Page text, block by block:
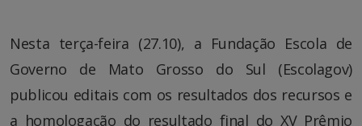
Nesta terça-feira (27.10), a Fundação Escola de
Governo de Mato Grosso do Sul (Escolagov)
publicou editais com os resultados dos recursos e
a homologação do resultado final do XV Prêmio